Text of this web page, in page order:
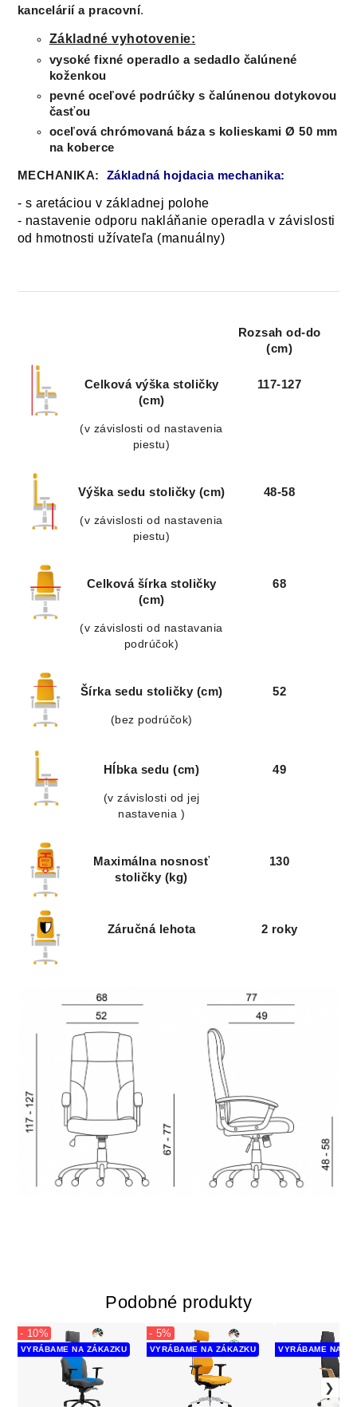
kancelárií a pracovní.
Základné vyhotovenie:
vysoké fixné operadlo a sedadlo čalúnené
koženkou
pevné oceľové podrúčky s čalúnenou dotykovou
časťou
oceľová chrómovaná báza s kolieskami Ø 50 mm
na koberce
MECHANIKA: Základná hojdacia mechanika:
- s aretáciou v základnej polohe
- nastavenie odporu nakláňanie operadla v závislosti
od hmotnosti užívateľa (manuálny)
Rozsah od-do
(cm)
Celková výška stoličky
(cm)
(v závislosti od nastavenia
piestu)
117-127
Výška sedu stoličky (cm)
(v závislosti od nastavenia
piestu)
48-58
Celková šírka stoličky
(cm)
(v závislosti od nastavania
podrúčok)
68
Šírka sedu stoličky (cm)
(bez podrúčok)
52
Hĺbka sedu (cm)
(v závislosti od jej
nastavenia )
49
Maximálna nosnosť
stoličky (kg)
130
Záručná lehota 2 roky
Podobné produkty
VYRÁBAME NA ZÁKAZKU
- 10%
VYRÁBAME NA ZÁKAZKU
- 5%
VYRÁBAME NA